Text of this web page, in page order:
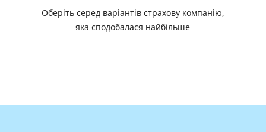
Оберіть серед варіантів страхову компанію,
яка сподобалася найбільше